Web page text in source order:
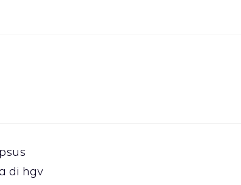
di hgv